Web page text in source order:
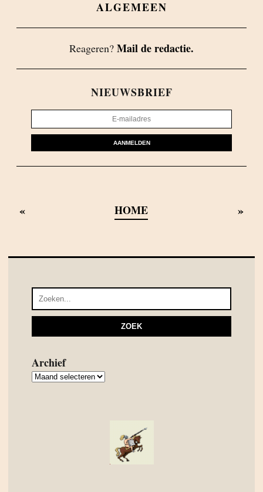
ALGEMEEN
Reageren? Mail de redactie.
NIEUWSBRIEF
AANMELDEN
« HOME »
Archief
Archief